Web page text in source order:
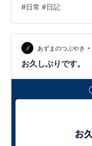
#日常 #日記
あずまのつぶやき •
お久しぶりです。